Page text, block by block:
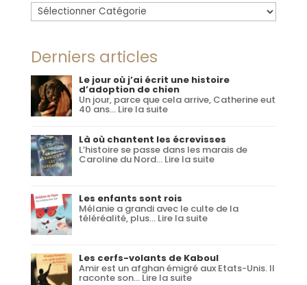
Derniers articles
Le jour où j’ai écrit une histoire
d’adoption de chien
Un jour, parce que cela arrive, Catherine eut
40 ans… Lire la suite:
où
j’ai
écrit
une
de
chien
Là où chantent les écrevisses
L’histoire se passe dans les marais de
Caroline du Nord… Lire la suite:
écrevisses
Les enfants sont rois
Mélanie a grandi avec le culte de la
téléréalité, plus… Lire la suite:
rois
Les cerfs-volants de Kaboul
Amir est un afghan émigré aux Etats-Unis. Il
raconte son… Lire la suite: